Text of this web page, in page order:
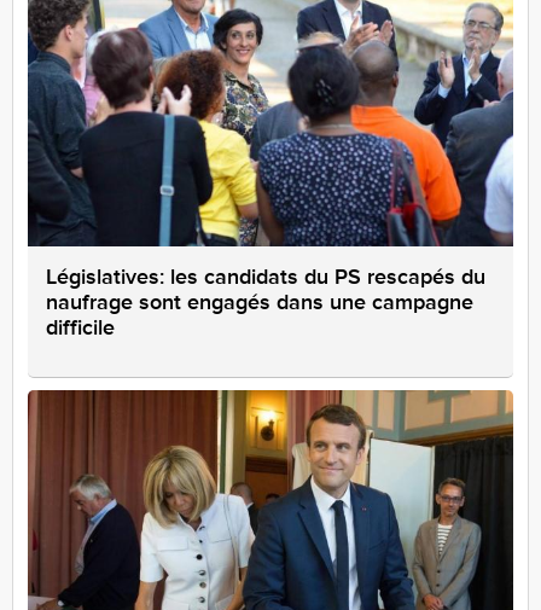
Législatives: les candidats du PS rescapés du
naufrage sont engagés dans une campagne
difficile